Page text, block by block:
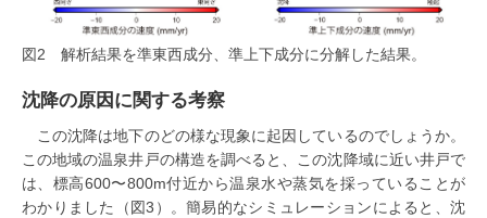
図2 解析結果を準東西成分、準上下成分に分解した結果。
沈降の原因に関する考察
この沈降は地下のどの様な現象に起因しているのでしょうか。
この地域の温泉井戸の構造を調べると、この沈降域に近い井戸で
は、標高600〜800m付近から温泉水や蒸気を採っていることが
わかりました（図3）。簡易的なシミュレーションによると、沈